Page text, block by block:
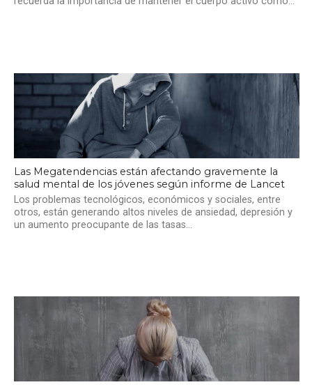
Las Megatendencias están afectando gravemente la
salud mental de los jóvenes según informe de Lancet
Los problemas tecnológicos, económicos y sociales, entre
otros, están generando altos niveles de ansiedad, depresión y
un aumento preocupante de las tasas...